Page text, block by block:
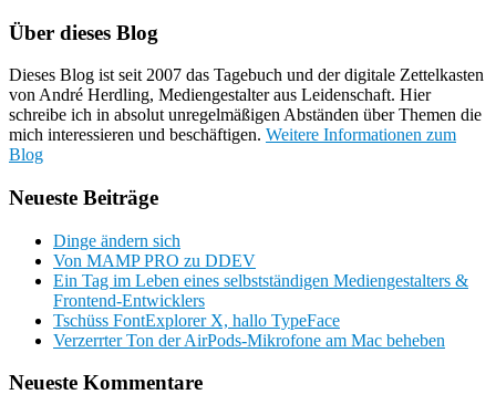
Über dieses Blog
Dieses Blog ist seit 2007 das Tagebuch und der digitale Zettelkasten
von André Herdling, Mediengestalter aus Leidenschaft. Hier
schreibe ich in absolut unregelmäßigen Abständen über Themen die
mich interessieren und beschäftigen. Weitere Informationen zum
Blog
Neueste Beiträge
Dinge ändern sich
Von MAMP PRO zu DDEV
Ein Tag im Leben eines selbstständigen Mediengestalters &
Frontend-Entwicklers
Tschüss FontExplorer X, hallo TypeFace
Verzerrter Ton der AirPods-Mikrofone am Mac beheben
Neueste Kommentare